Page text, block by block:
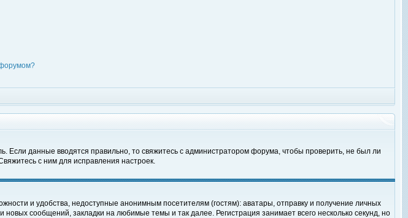
форумом?
Если данные вводятся правильно, то свяжитесь с администратором форума, чтобы проверить, не был ли
с ним для исправления настроек.
и удобства, недоступные анонимным посетителям (гостям): аватары, отправку и получение личных
сообщений, закладки на любимые темы и так далее. Регистрация занимает всего несколько секунд, но